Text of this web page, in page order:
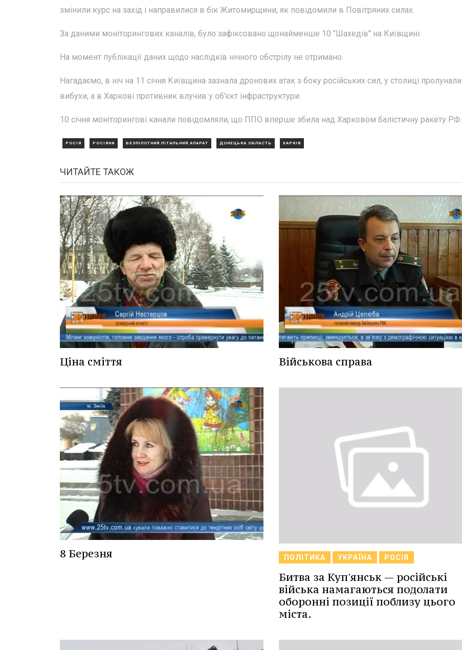
змінили курс на захід і направилися в бік Житомирщини, як повідомили в Повітряних силах.
За даними моніторингових каналів, було зафіксовано щонайменше 10 "Шахедів" на Київщині.
На момент публікації даних щодо наслідків нічного обстрілу не отримано.
Нагадаємо, в ніч на 11 січня Київщина зазнала дронових атак з боку російських сил, у столиці пролунали
вибухи, а в Харкові противник влучив у об'єкт інфраструктури.
10 січня моніторингові канали повідомляли, що ППО вперше збила над Харковом балістичну ракету РФ.
РОСІЯ РОСІЯНИ БЕЗПІЛОТНИЙ ЛІТАЛЬНИЙ АПАРАТ ДОНЕЦЬКА ОБЛАСТЬ ХАРКІВ
ЧИТАЙТЕ ТАКОЖ
Ціна сміття Військова справа
8 Березня ПОЛІТИКА УКРАЇНА РОСІЯ
Битва за Куп'янськ — російські
війська намагаються подолати
оборонні позиції поблизу цього
міста.